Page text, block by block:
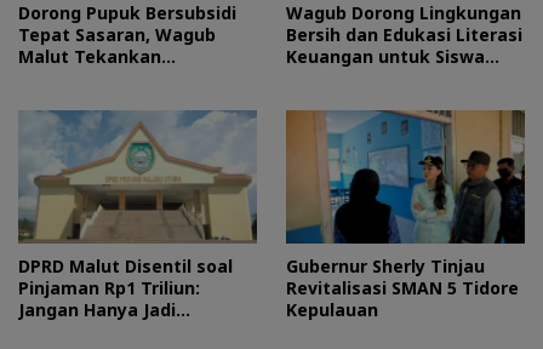
Dorong Pupuk Bersubsidi
Tepat Sasaran, Wagub
Malut Tekankan
Wagub Dorong Lingkungan
Bersih dan Edukasi Literasi
Keuangan untuk Siswa
DPRD Malut Disentil soal
Pinjaman Rp1 Triliun:
Jangan Hanya Jadi
Gubernur Sherly Tinjau
Revitalisasi SMAN 5 Tidore
Kepulauan